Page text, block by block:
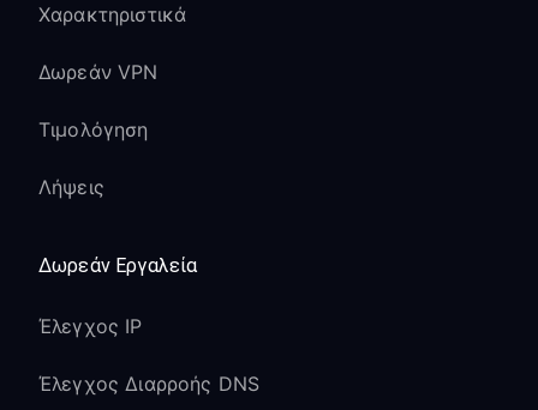
Χαρακτηριστικά
Δωρεάν VPN
Τιμολόγηση
Λήψεις
Δωρεάν Εργαλεία
Έλεγχος IP
Έλεγχος Διαρροής DNS